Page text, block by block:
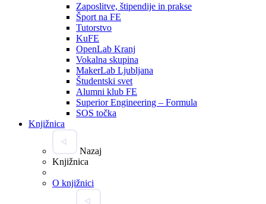
Zaposlitve, štipendije in prakse
Šport na FE
Tutorstvo
KuFE
OpenLab Kranj
Vokalna skupina
MakerLab Ljubljana
Študentski svet
Alumni klub FE
Superior Engineering – Formula
SOS točka
Knjižnica
Nazaj
Knjižnica
O knjižnici